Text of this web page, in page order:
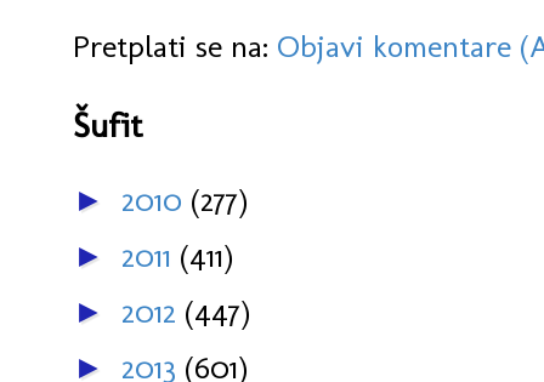
Pretplati se na: Objavi komentare
Šufit
► 2010 (277)
► 2011 (411)
► 2012 (447)
► 2013 (601)